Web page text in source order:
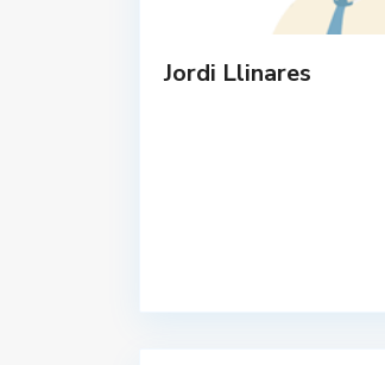
Jordi Llinares